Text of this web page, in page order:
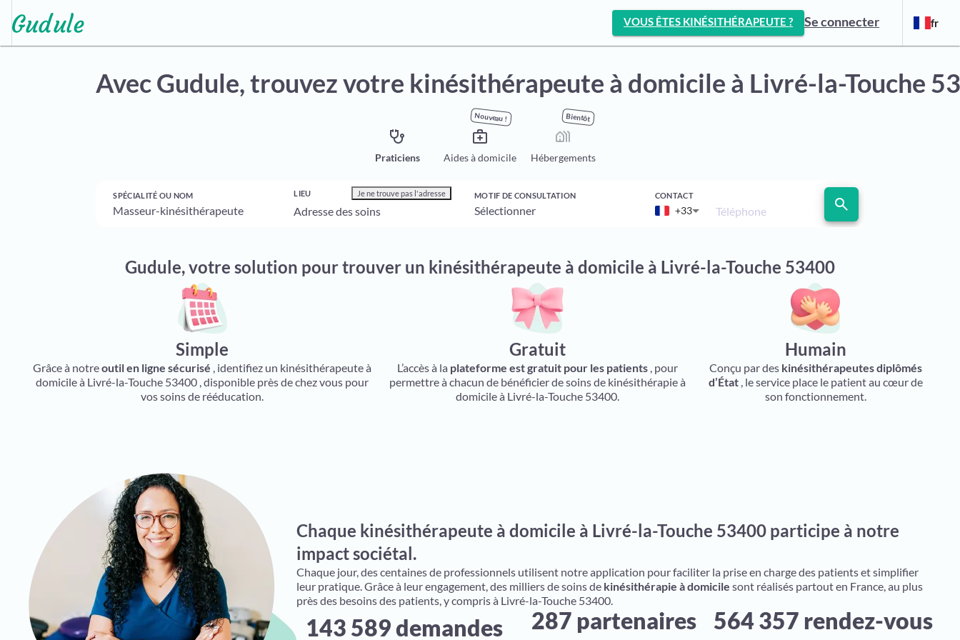
VOUS ÊTES KINÉSITHÉRAPEUTE ? Se connecter fr
Avec Gudule,trouvez votre kinésithérapeute à domicile à Livré-la-Touche
stethoscope
Praticiens
Nouveau !
medical_services
Aides à domicile
Bientôt
holiday_village
Hébergements
SPÉCIALITÉ OU NOM LIEU Je ne trouve pas l'adresse MOTIF DE CONSULTATION CONTACT
+33 Téléphone search
Gudule, votre solution pour trouver un kinésithérapeute à domicile à Livré-la-Touche 53400
Simple
Grâce à notreoutil en ligne sécurisé , identifiez un kinésithérapeute à
domicile à Livré-la-Touche 53400 , disponible près de chez vous pour
vos soins de rééducation.
Gratuit
L’accès à la plateforme est gratuit pour les patients , pour
permettre à chacun de bénéficier de soins de kinésithérapie à
domicile à Livré-la-Touche 53400.
Humain
Conçu par des kinésithérapeutes diplômés
d’État, le service place le patient au cœur de
son fonctionnement.
Chaque kinésithérapeute à domicile à Livré-la-Touche 53400 participe à notre
impact sociétal.
Chaque jour, des centaines de professionnels utilisent notre application pour faciliter la prise en charge des patients et simplifier
leur pratique. Grâce à leur engagement, des milliers de soins de kinésithérapie à domicile sont réalisés partout en France, au plus
près des besoins des patients, y compris à Livré-la-Touche 53400.
143 589 demandes 287 partenaires 564 357 rendez-vous